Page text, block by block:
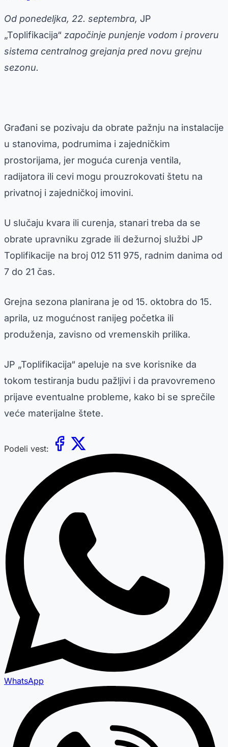
Od ponedeljka, 22. septembra, JP
„Toplifikacija“ započinje punjenje vodom i proveru
sistema centralnog grejanja pred novu grejnu
sezonu.
Građani se pozivaju da obrate pažnju na instalacije
u stanovima, podrumima i zajedničkim
prostorijama, jer moguća curenja ventila,
radijatora ili cevi mogu prouzrokovati štetu na
privatnoj i zajedničkoj imovini.
U slučaju kvara ili curenja, stanari treba da se
obrate upravniku zgrade ili dežurnoj službi JP
Toplifikacije na broj 012 511 975, radnim danima od
7 do 21 čas.
Grejna sezona planirana je od 15. oktobra do 15.
aprila, uz mogućnost ranijeg početka ili
produženja, zavisno od vremenskih prilika.
JP „Toplifikacija“ apeluje na sve korisnike da
tokom testiranja budu pažljivi i da pravovremeno
prijave eventualne probleme, kako bi se sprečile
veće materijalne štete.
Podeli vest:
WhatsApp